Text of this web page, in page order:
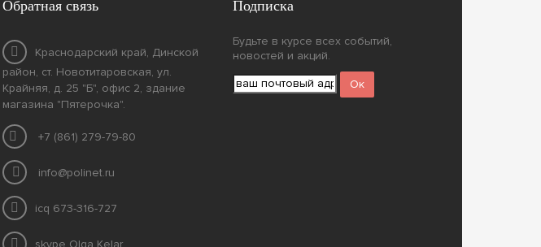
Обратная связь
Краснодарский край, Динской
район, ст. Новотитаровская, ул.
Крайняя, д. 25 "Б", офис 2, здание
магазина "Пятерочка".
+7 (861) 279-79-80
info@polinet.ru
icq 673-316-727
skype Olga Kelar
Подписка
Будьте в курсе всех событий,
новостей и акций.